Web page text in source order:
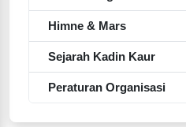
Himne & Mars
Sejarah Kadin Kaur
Peraturan Organisasi